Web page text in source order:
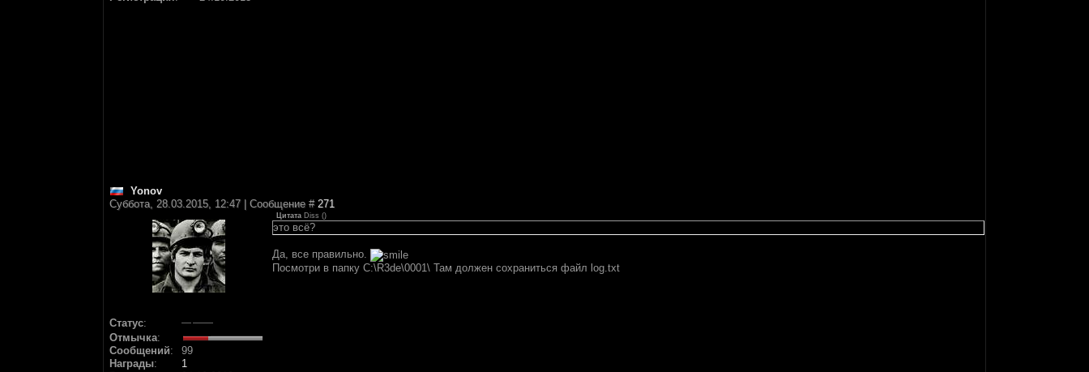
Yonov
Суббота, 28.03.2015, 12:47 | Сообщение # 271
Статус:
Отмычка:
Сообщений:
99
Награды:
1
Цитата Diss ()
это всё?
Да, все правильно.
Посмотри в папку C:\R3de\0001\ Там должен сохраниться файл log.txt